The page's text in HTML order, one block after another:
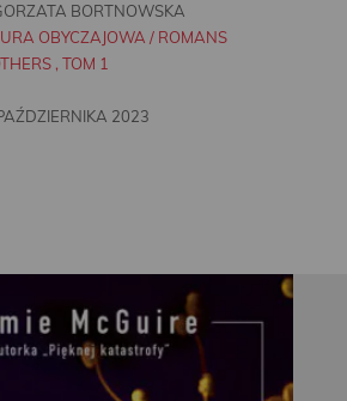
BORTNOWSKA
OBYCZAJOWA / ROMANS
, TOM 1
2023